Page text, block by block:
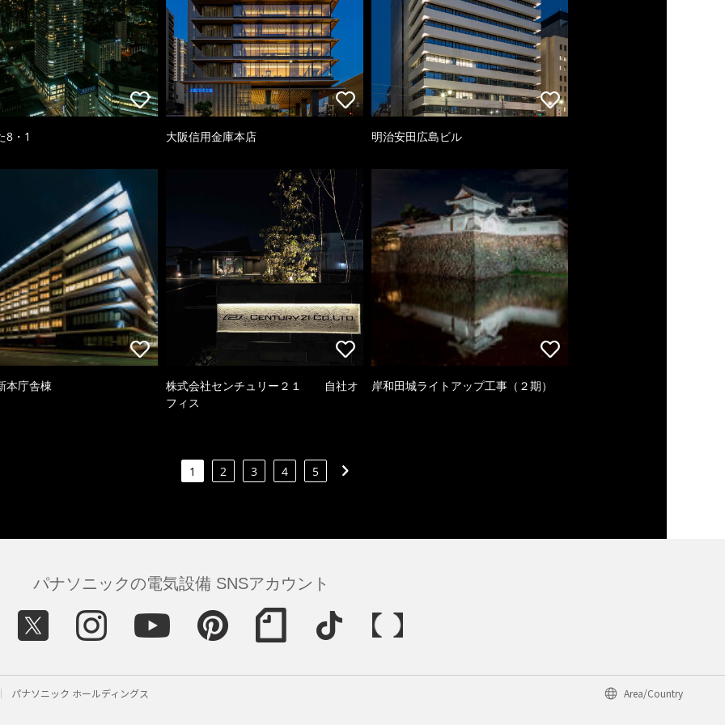
8・1 大阪信用金庫本店 明治安田広島ビル
本庁舎棟
株式会社センチュリー２１ 自社オ
フィス
岸和田城ライトアップ工事（２期）
1 2 3 4 5
パナソニックの電気設備 SNSアカウント
パナソニック ホールディングス Area/Country